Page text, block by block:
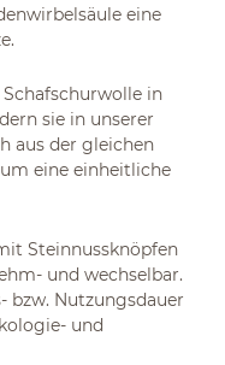
eine
Schafschurwolle in
sie in unserer
aus der gleichen
eine einheitliche
Steinnussknöpfen
und wechselbar.
bzw. Nutzungsdauer
und